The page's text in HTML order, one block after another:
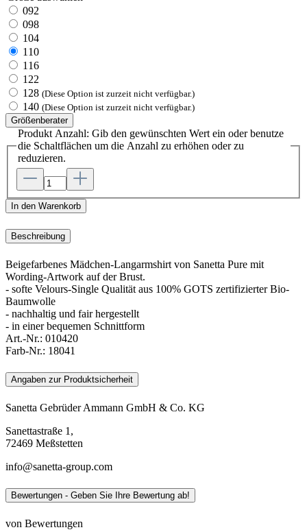
092
098
104
110
116
122
128 (Diese Option ist zurzeit nicht verfügbar.)
140 (Diese Option ist zurzeit nicht verfügbar.)
Größenberater
Produkt Anzahl: Gib den gewünschten Wert ein oder benutze
die Schaltflächen um die Anzahl zu erhöhen oder zu
reduzieren.
In den Warenkorb
Beschreibung
Beigefarbenes Mädchen-Langarmshirt von Sanetta Pure mit
Wording-Artwork auf der Brust.
- softe Velours-Single Qualität aus 100% GOTS zertifizierter Bio-
Baumwolle
- nachhaltig und fair hergestellt
- in einer bequemen Schnittform
Art.-Nr.: 010420
Farb-Nr.: 18041
Angaben zur Produktsicherheit
Sanetta Gebrüder Ammann GmbH & Co. KG
Sanettastraße 1,
72469 Meßstetten
info@sanetta-group.com
Bewertungen - Geben Sie Ihre Bewertung ab!
von Bewertungen